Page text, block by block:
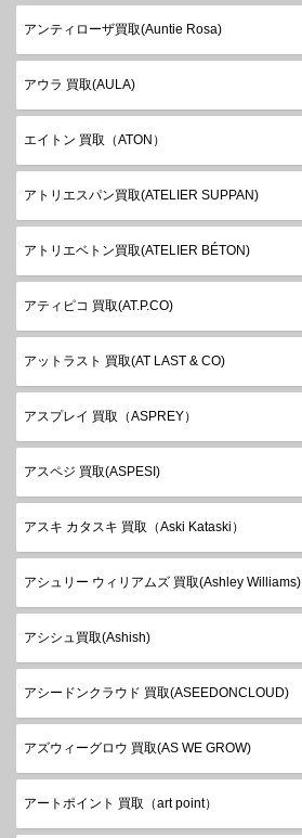
アンティローザ買取(Auntie Rosa)
アウラ 買取(AULA)
エイトン 買取（ATON）
アトリエスパン買取(ATELIER SUPPAN)
アトリエベトン買取(ATELIER BÉTON)
アティピコ 買取(AT.P.CO)
アットラスト 買取(AT LAST & CO)
アスプレイ 買取（ASPREY）
アスペジ 買取(ASPESI)
アスキ カタスキ 買取（Aski Kataski）
アシュリー ウィリアムズ 買取(Ashley Williams)
アシシュ買取(Ashish)
アシードンクラウド 買取(ASEEDONCLOUD)
アズウィーグロウ 買取(AS WE GROW)
アートポイント 買取（art point）